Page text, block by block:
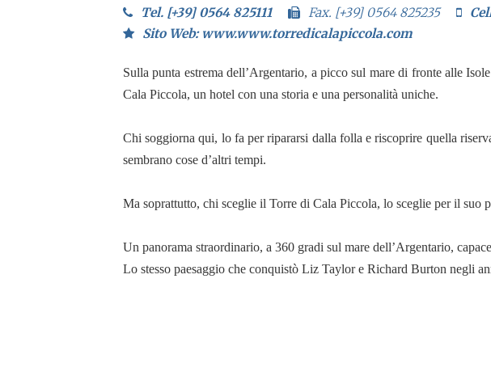
Tel. [+39] 0564 825111
Fax. [+39] 0564 825235
Sito Web: www.www.torredicalapiccola.com
Sulla punta estrema dell’Argentario, a picco sul mare di fronte alle
Cala Piccola, un hotel con una storia e una personalità uniche.
Chi soggiorna qui, lo fa per ripararsi dalla folla e riscoprire quella
sembrano cose d’altri tempi.
Ma soprattutto, chi sceglie il Torre di Cala Piccola, lo sceglie per il suo
Un panorama straordinario, a 360 gradi sul mare dell’Argentario,
Lo stesso paesaggio che conquistò Liz Taylor e Richard Burton negli